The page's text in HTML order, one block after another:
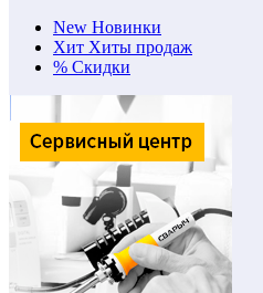
New Новинки
Хит Хиты продаж
% Скидки